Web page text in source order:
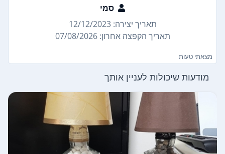
סמי
תאריך יצירה: 12/12/2023
תאריך הקפצה אחרון: 07/08/2026
מצאתי טעות
מודעות שיכולות לעניין אותך